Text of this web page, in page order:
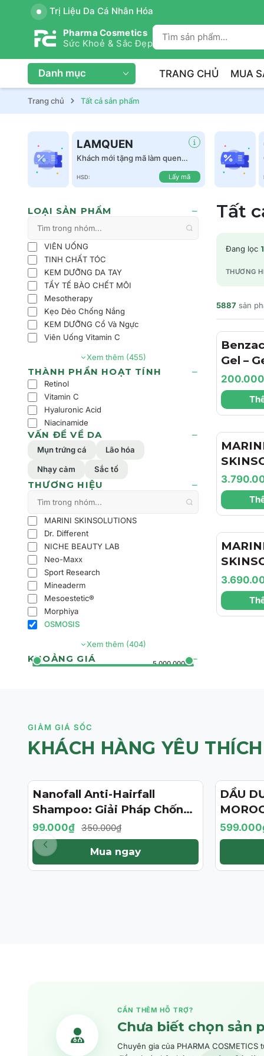
Trị Liệu Da Cá Nhân Hóa
Pharma Cosmetics
Sức Khoẻ & Sắc Đẹp
Danh mục TRANG CHỦ MUA
Trang chủ Tất cả sản phẩm
LAMQUEN
Khách mới tặng mã làm quen
HSD: Lấy mã
LOẠI SẢN PHẨM
VIÊN UỐNG
TINH CHẤT TÓC
KEM DƯỠNG DA TAY
TẨY TẾ BÀO CHẾT MÔI
Mesotherapy
Kẹo Dẻo Chống Nắng
KEM DƯỠNG Cổ Và Ngực
Viên Uống Vitamin C
Xem thêm (455)
THÀNH PHẦN HOẠT TÍNH
Retinol
Vitamin C
Hyaluronic Acid
Niacinamide
VẤN ĐỀ VỀ DA
Mụn trứng cá Lão hóa
Nhạy cảm Sắc tố
THƯƠNG HIỆU
MARINI SKINSOLUTIONS
Dr. Different
NICHE BEAUTY LAB
Neo-Maxx
Sport Research
Mineaderm
Mesoestetic®
Morphiya
OSMOSIS
Xem thêm (404)
KHOẢNG GIÁ
0đ 5.000.000đ+
Tất
Đang lọc 1
THƯƠNG
5887 sản
Gel –
Trợ
Dịu
Dầu
Cream
Dưỡng
Căng
Marini
Face
Chất
GIẢM GIÁ SỐC
KHÁCH HÀNG YÊU THÍCH
- 72%
Nanofall Anti-Hairfall
Shampoo: Giải Pháp Chống
Rụng & Kích Thích Mọc Tóc
Chuẩn Y Khoa
99.000₫ 350.000₫
Mua ngay
- 57%
DẦU
BẢN
CẦN THÊM HỖ TRỢ?
Chưa biết chọn sản
Chuyên gia của PHARMA